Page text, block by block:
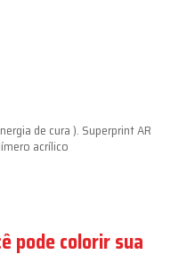
de cura ). Superprint AR
acrílico
pode colorir sua